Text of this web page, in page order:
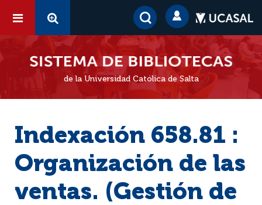
de la Universidad Católica de Salta
Indexación 658.81 :
Organización de las
ventas. (Gestión de